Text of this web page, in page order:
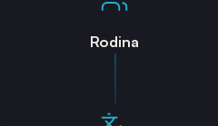
Rodina